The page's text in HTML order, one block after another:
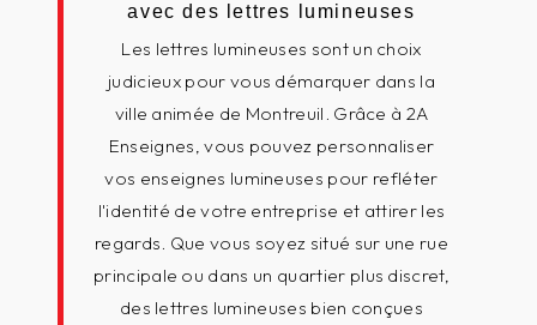
avec des lettres lumineuses
Les lettres lumineuses sont un choix
judicieux pour vous démarquer dans la
ville animée de Montreuil. Grâce à 2A
Enseignes, vous pouvez personnaliser
vos enseignes lumineuses pour refléter
l'identité de votre entreprise et attirer les
regards. Que vous soyez situé sur une rue
principale ou dans un quartier plus discret,
des lettres lumineuses bien conçues